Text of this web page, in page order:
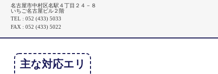
名古屋市中村区名駅４丁目２４－８
いちご名古屋ビル２階
TEL : 052 (433) 5033
FAX : 052 (433) 5022
主な対応エリ